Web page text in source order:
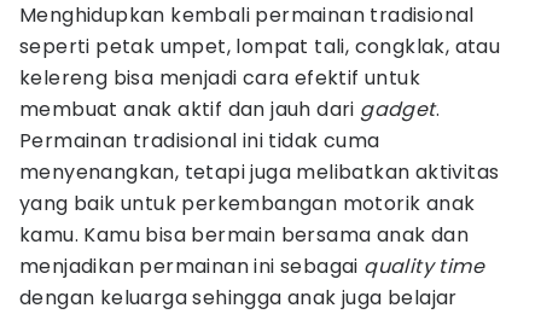
Menghidupkan kembali permainan tradisional
seperti petak umpet, lompat tali, congklak, atau
kelereng bisa menjadi cara efektif untuk
membuat anak aktif dan jauh dari gadget.
Permainan tradisional ini tidak cuma
menyenangkan, tetapi juga melibatkan aktivitas
yang baik untuk perkembangan motorik anak
kamu. Kamu bisa bermain bersama anak dan
menjadikan permainan ini sebagai quality time
dengan keluarga sehingga anak juga belajar